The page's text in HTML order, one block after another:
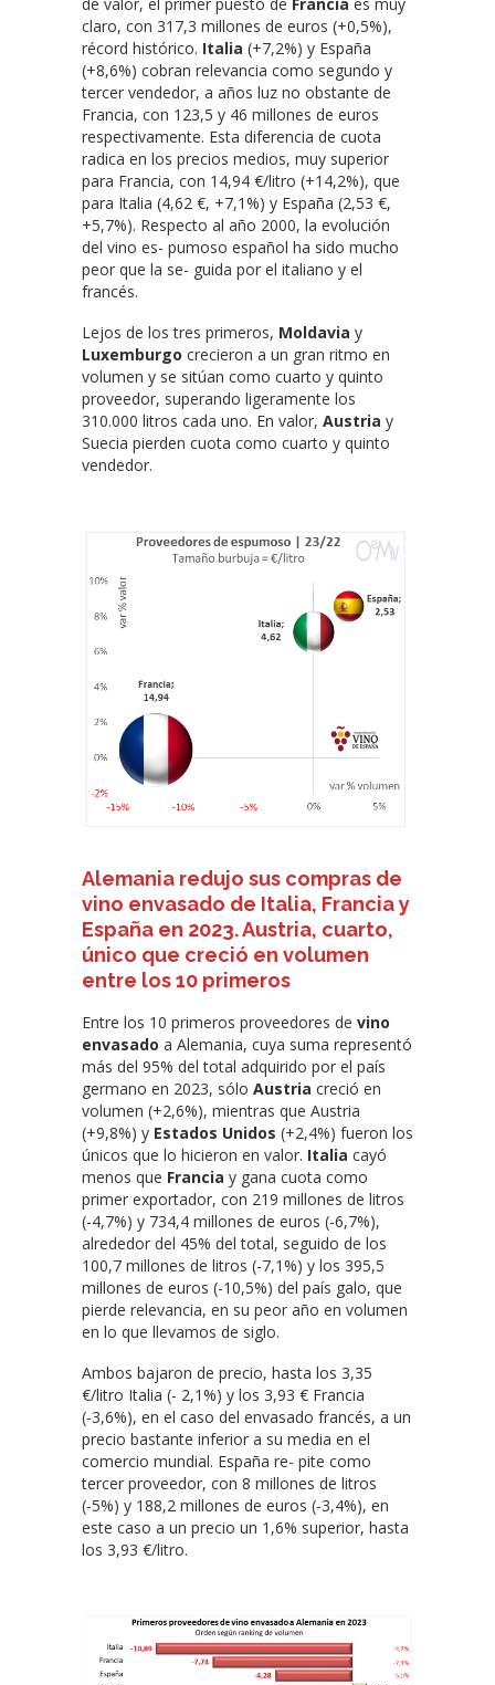
claro, con 317,3 millones de euros (+0,5%),
récord histórico. Italia (+7,2%) y España
(+8,6%) cobran relevancia como segundo y
tercer vendedor, a años luz no obstante de
Francia, con 123,5 y 46 millones de euros
respectivamente. Esta diferencia de cuota
radica en los precios medios, muy superior
para Francia, con 14,94 €/litro (+14,2%), que
para Italia (4,62 €, +7,1%) y España (2,53 €,
+5,7%). Respecto al año 2000, la evolución
del vino es- pumoso español ha sido mucho
peor que la se- guida por el italiano y el
francés.
Lejos de los tres primeros, Moldavia y
Luxemburgo crecieron a un gran ritmo en
volumen y se sitúan como cuarto y quinto
proveedor, superando ligeramente los
310.000 litros cada uno. En valor, Austria y
Suecia pierden cuota como cuarto y quinto
vendedor.
Alemania redujo sus compras de
vino envasado de Italia, Francia y
España en 2023. Austria, cuarto,
único que creció en volumen
entre los 10 primeros
Entre los 10 primeros proveedores de vino
envasado a Alemania, cuya suma representó
más del 95% del total adquirido por el país
germano en 2023, sólo Austria creció en
volumen (+2,6%), mientras que Austria
(+9,8%) y Estados Unidos (+2,4%) fueron los
únicos que lo hicieron en valor. Italia cayó
menos que Francia y gana cuota como
primer exportador, con 219 millones de litros
(-4,7%) y 734,4 millones de euros (-6,7%),
alrededor del 45% del total, seguido de los
100,7 millones de litros (-7,1%) y los 395,5
millones de euros (-10,5%) del país galo, que
pierde relevancia, en su peor año en volumen
en lo que llevamos de siglo.
Ambos bajaron de precio, hasta los 3,35
€/litro Italia (- 2,1%) y los 3,93 € Francia
(-3,6%), en el caso del envasado francés, a un
precio bastante inferior a su media en el
comercio mundial. España re- pite como
tercer proveedor, con 8 millones de litros
(-5%) y 188,2 millones de euros (-3,4%), en
este caso a un precio un 1,6% superior, hasta
los 3,93 €/litro.